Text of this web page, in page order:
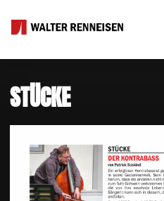
STÜCKE